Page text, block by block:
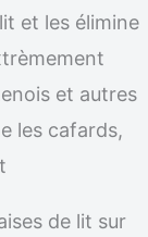
et les élimine
et autres
les cafards,
de lit sur